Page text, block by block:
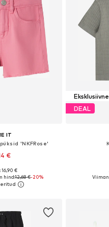
IT
'NKFRose'
€
suurustes
€
hind:12,68 €-20%
Eksklusiivne
DEAL